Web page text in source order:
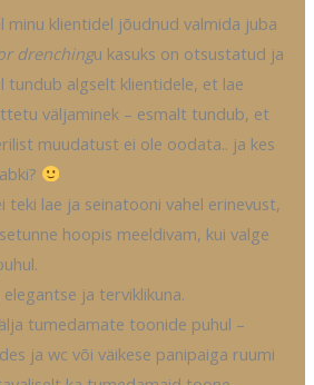
minu klientidel jõudnud valmida juba
drenchingu kasuks on otsustatud ja
tundub algselt klientidele, et lae
väljaminek – esmalt tundub, et
muudatust ei ole oodata.. ja kes
teki lae ja seinatooni vahel erinevust,
hoopis meeldivam, kui valge
ja terviklikuna.
tumedamate toonide puhul –
ja wc või väikese panipaiga ruumi